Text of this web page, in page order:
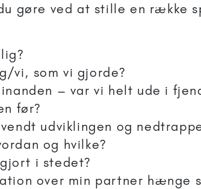
gøre ved at stille en række
vi, som vi gjorde?
– var vi helt ude i
før?
udviklingen og
og hvilke?
i stedet?
over min partner hænge